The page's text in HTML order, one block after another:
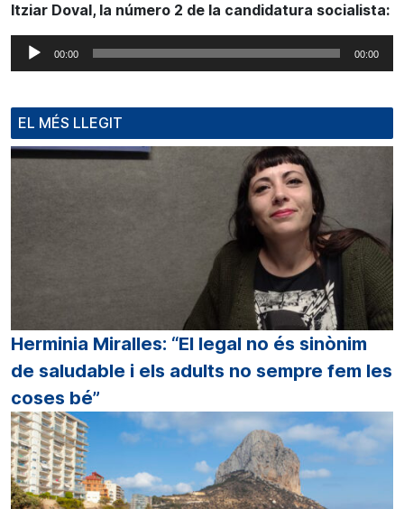
Itziar Doval, la número 2 de la candidatura socialista:
Reproductor
d'àudio
00:00 00:00
EL MÉS LLEGIT
Herminia Miralles: “El legal no és sinònim
de saludable i els adults no sempre fem les
coses bé”